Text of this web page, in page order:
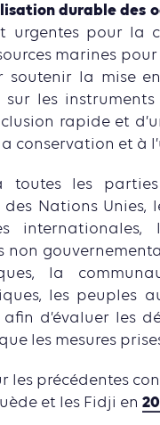
durable des
urgentes pour la
marines
soutenir la mise
sur les
rapide et
conservation et à
toutes les
des Nations
non
la
les peuples
afin d’évaluer les
les mesures
les précédentes
et les Fidji en